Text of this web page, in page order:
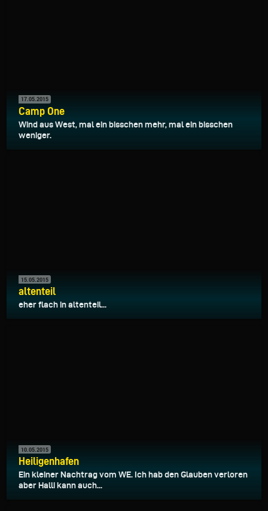
17.05.2015
Camp One
Wind aus West, mal ein bisschen mehr, mal ein bisschen
weniger.
15.05.2015
altenteil
eher flach in altenteil...
10.05.2015
Heiligenhafen
Ein kleiner Nachtrag vom WE. Ich hab den Glauben verloren
aber Halli kann auch...